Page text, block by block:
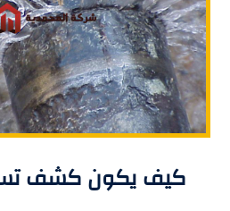
كيف يكون كشف